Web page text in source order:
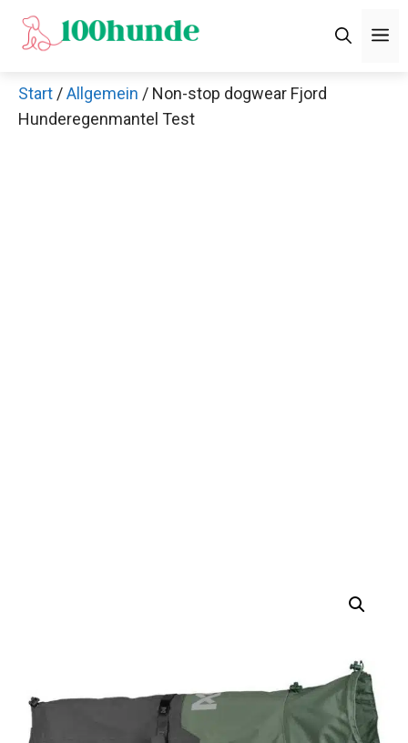
Zum
Inhalt
Start /Allgemein / Non-stop dogwear Fjord
Hunderegenmantel Test